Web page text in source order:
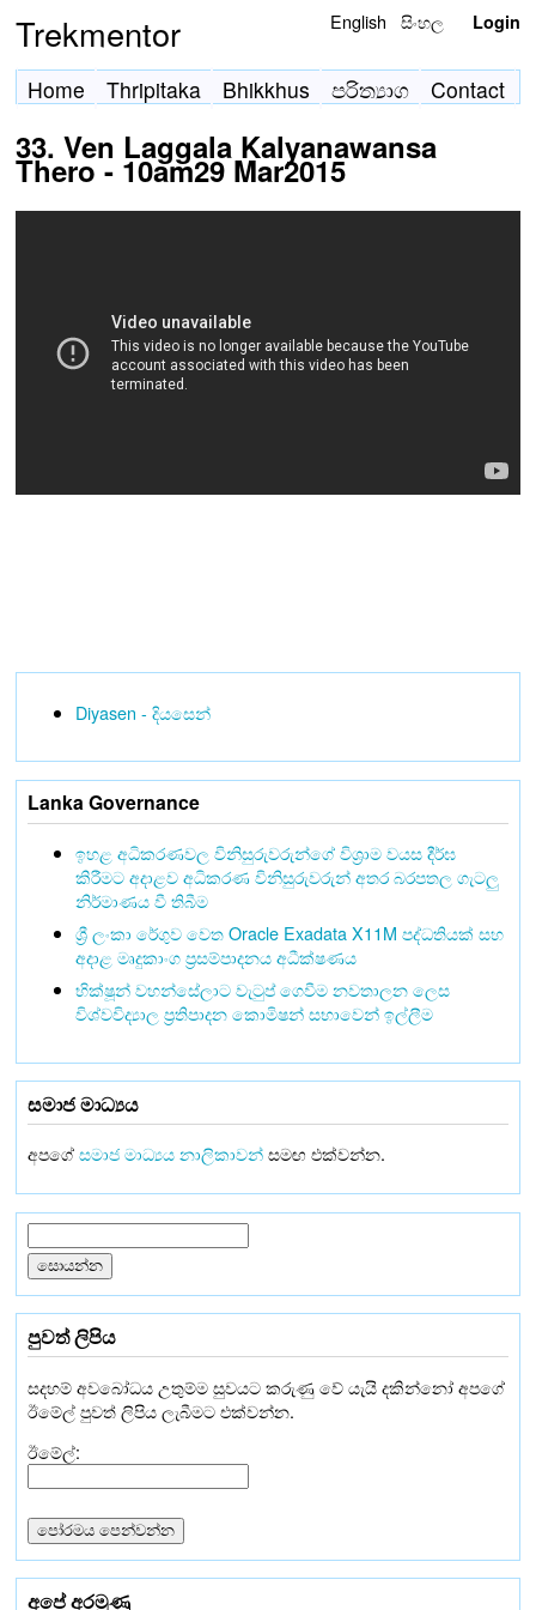
Trekmentor English සිංහල Login
Home Thripitaka Bhikkhus පරිත්‍යාග Contact
33. Ven Laggala Kalyanawansa
Thero - 10am29 Mar2015
Diyasen - දියසෙන්
Lanka Governance
ඉහළ අධිකරණවල විනිසුරුවරුන්ගේ විශ්‍රාම වයස දීර්ඝ
කිරීමට අදාළව අධිකරණ විනිසුරුවරුන් අතර බරපතල ගැටලු
නිර්මාණය වී තිබීම
ශ්‍රී ලංකා රේගුව වෙත Oracle Exadata X11M පද්ධතියක් සහ
අදාළ මෘදුකාංග ප්‍රසම්පාදනය අධීක්ෂණය
භික්ෂූන් වහන්සේලාට වැටුප් ගෙවීම නවතාලන ලෙස
විශ්වවිද්‍යාල ප්‍රතිපාදන කොමිෂන් සභාවෙන් ඉල්ලීම
සමාජ මාධ්‍යය
අපගේසමාජ මාධ්‍යය නාලිකාවන්සමඟ එක්වන්න.
පුවත් ලිපිය
සදහම් අවබෝධය උතුම්ම සුවයට කරුණු වේ යැයි දකින්නෝ අපගේ
ඊමේල් පුවත් ලිපිය ලැබීමට එක්වන්න.
ඊමේල්:
අපේ අරමුණු